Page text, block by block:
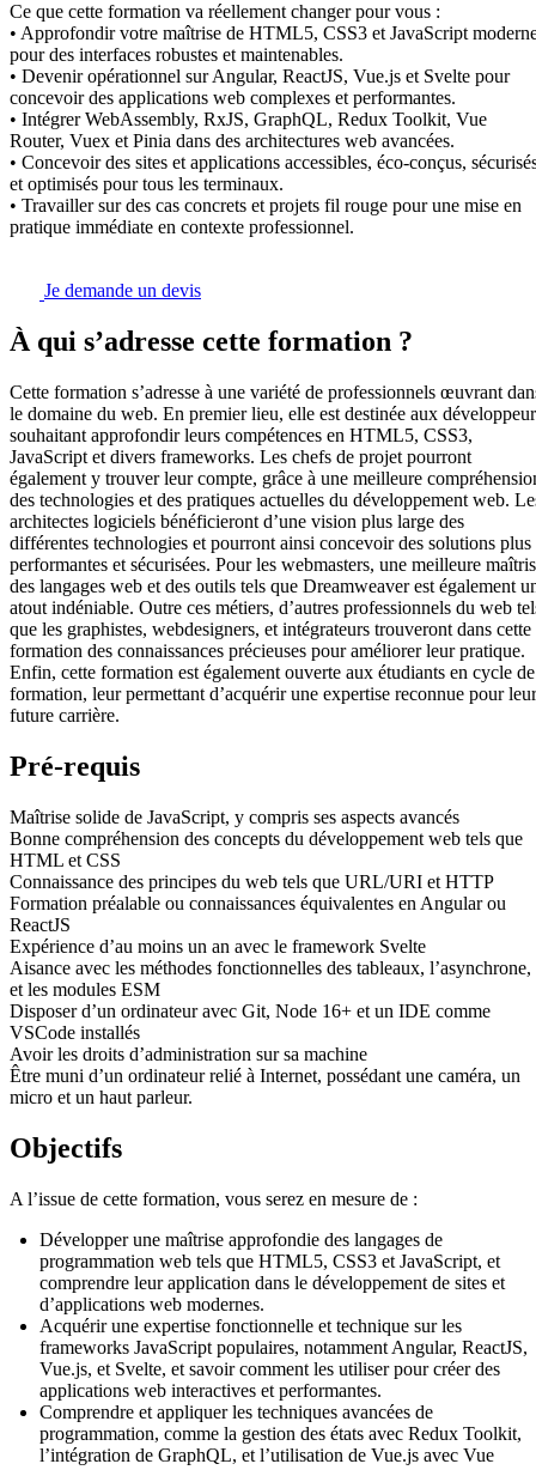
Ce que cette formation va réellement changer pour vous :
• Approfondir votre maîtrise de HTML5, CSS3 et JavaScript
pour des interfaces robustes et maintenables.
• Devenir opérationnel sur Angular, ReactJS, Vue.js et Svelte pour
concevoir des applications web complexes et performantes.
• Intégrer WebAssembly, RxJS, GraphQL, Redux Toolkit, Vue
Router, Vuex et Pinia dans des architectures web avancées.
• Concevoir des sites et applications accessibles, éco-conçus,
et optimisés pour tous les terminaux.
• Travailler sur des cas concrets et projets fil rouge pour une mise en
pratique immédiate en contexte professionnel.
Je demande un devis
À qui s’adresse cette formation ?
Cette formation s’adresse à une variété de professionnels œuvrant
le domaine du web. En premier lieu, elle est destinée aux
souhaitant approfondir leurs compétences en HTML5, CSS3,
JavaScript et divers frameworks. Les chefs de projet pourront
également y trouver leur compte, grâce à une meilleure
des technologies et des pratiques actuelles du développement web.
architectes logiciels bénéficieront d’une vision plus large des
différentes technologies et pourront ainsi concevoir des solutions plus
performantes et sécurisées. Pour les webmasters, une meilleure
des langages web et des outils tels que Dreamweaver est également
atout indéniable. Outre ces métiers, d’autres professionnels du web
que les graphistes, webdesigners, et intégrateurs trouveront dans cette
formation des connaissances précieuses pour améliorer leur pratique.
Enfin, cette formation est également ouverte aux étudiants en cycle de
formation, leur permettant d’acquérir une expertise reconnue pour leur
future carrière.
Pré-requis
Maîtrise solide de JavaScript, y compris ses aspects avancés
Bonne compréhension des concepts du développement web tels que
HTML et CSS
Connaissance des principes du web tels que URL/URI et HTTP
Formation préalable ou connaissances équivalentes en Angular ou
ReactJS
Expérience d’au moins un an avec le framework Svelte
Aisance avec les méthodes fonctionnelles des tableaux, l’asynchrone,
et les modules ESM
Disposer d’un ordinateur avec Git, Node 16+ et un IDE comme
VSCode installés
Avoir les droits d’administration sur sa machine
Être muni d’un ordinateur relié à Internet, possédant une caméra, un
micro et un haut parleur.
Objectifs
A l’issue de cette formation, vous serez en mesure de :
Développer une maîtrise approfondie des langages de
programmation web tels que HTML5, CSS3 et JavaScript, et
comprendre leur application dans le développement de sites et
d’applications web modernes.
Acquérir une expertise fonctionnelle et technique sur les
frameworks JavaScript populaires, notamment Angular, ReactJS,
Vue.js, et Svelte, et savoir comment les utiliser pour créer des
applications web interactives et performantes.
Comprendre et appliquer les techniques avancées de
programmation, comme la gestion des états avec Redux Toolkit,
l’intégration de GraphQL, et l’utilisation de Vue.js avec Vue